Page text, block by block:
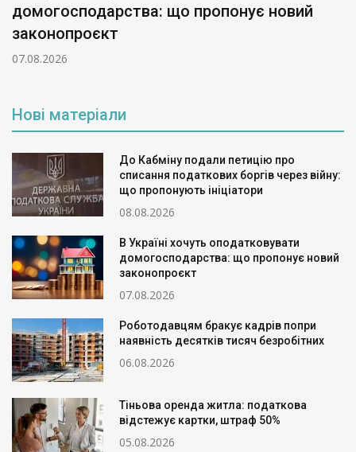
домогосподарства: що пропонує новий
законопроєкт
07.08.2026
Нові матеріали
До Кабміну подали петицію про
списання податкових боргів через війну:
що пропонують ініціатори
08.08.2026
В Україні хочуть оподатковувати
домогосподарства: що пропонує новий
законопроєкт
07.08.2026
Роботодавцям бракує кадрів попри
наявність десятків тисяч безробітних
06.08.2026
Тіньова оренда житла: податкова
відстежує картки, штраф 50%
05.08.2026